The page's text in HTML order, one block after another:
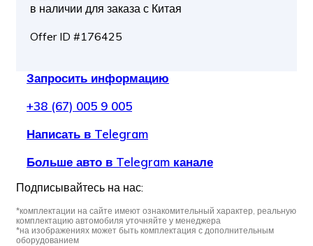
в наличии для заказа с Китая
Offer ID #176425
Запросить информацию
+38 (67) 005 9 005
Написать в Telegram
Больше авто в Telegram канале
Подписывайтесь на нас:
*комплектации на сайте имеют ознакомительный характер, реальную
комплектацию автомобиля уточняйте у менеджера
*на изображениях может быть комплектация с дополнительным
оборудованием